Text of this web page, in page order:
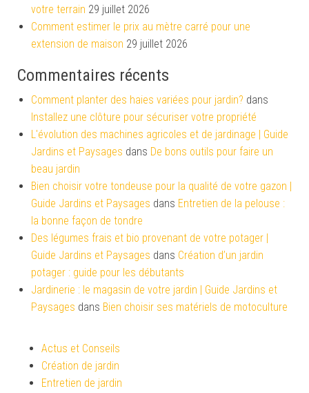
votre terrain 29 juillet 2026
Comment estimer le prix au mètre carré pour une
extension de maison 29 juillet 2026
Commentaires récents
Comment planter des haies variées pour jardin? dans
Installez une clôture pour sécuriser votre propriété
L'évolution des machines agricoles et de jardinage | Guide
Jardins et Paysages dans De bons outils pour faire un
beau jardin
Bien choisir votre tondeuse pour la qualité de votre gazon |
Guide Jardins et Paysages dans Entretien de la pelouse :
la bonne façon de tondre
Des légumes frais et bio provenant de votre potager |
Guide Jardins et Paysages dans Création d’un jardin
potager : guide pour les débutants
Jardinerie : le magasin de votre jardin | Guide Jardins et
Paysages dans Bien choisir ses matériels de motoculture
Actus et Conseils
Création de jardin
Entretien de jardin